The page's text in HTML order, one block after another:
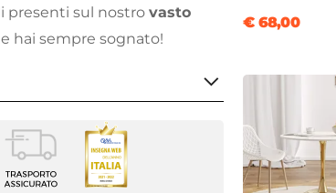
presenti sul nostro vasto
hai sempre sognato!
€ 68,00